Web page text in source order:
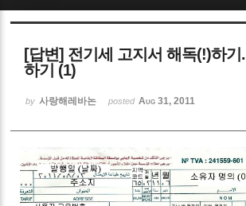
[답변] 전기세 고지서 해독(!)하
하기 (1)
by 사랑해레바논 posted Aug 31, 2011
Sketchbook5, 스케치
Sketchbook5, 스케치